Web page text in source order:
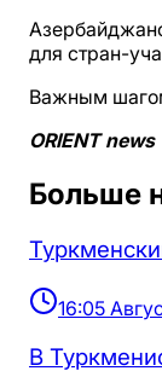
для стран-
Важным шагом
ORIENT news
Больше
16:05
В